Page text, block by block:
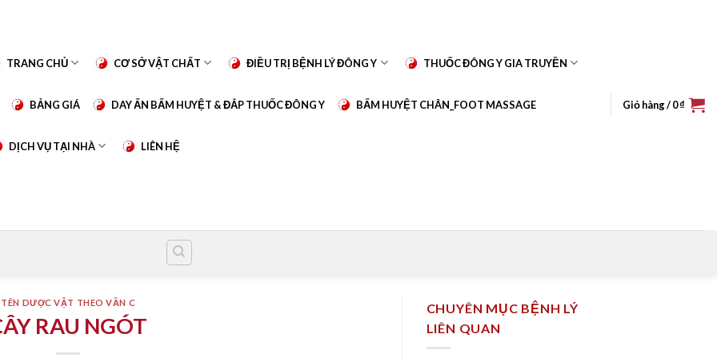
TRANG CHỦ CƠ SỞ VẬT CHẤT ĐIỀU TRỊ BỆNH LÝ ĐÔNG Y THUỐC ĐÔNG Y GIA TRUYỀN
BẢNG GIÁ DAY ẤN BẤM HUYỆT & ĐẮP THUỐC ĐÔNG Y BẤM HUYỆT CHÂN_FOOT MASSAGE
DỊCH VỤ TẠI NHÀ LIÊN HỆ
Giỏ hàng /0₫
TÊN DƯỢC VẬT THEO VẦN C
RAU NGÓT
CHUYÊN MỤC BỆNH LÝ
LIÊN QUAN